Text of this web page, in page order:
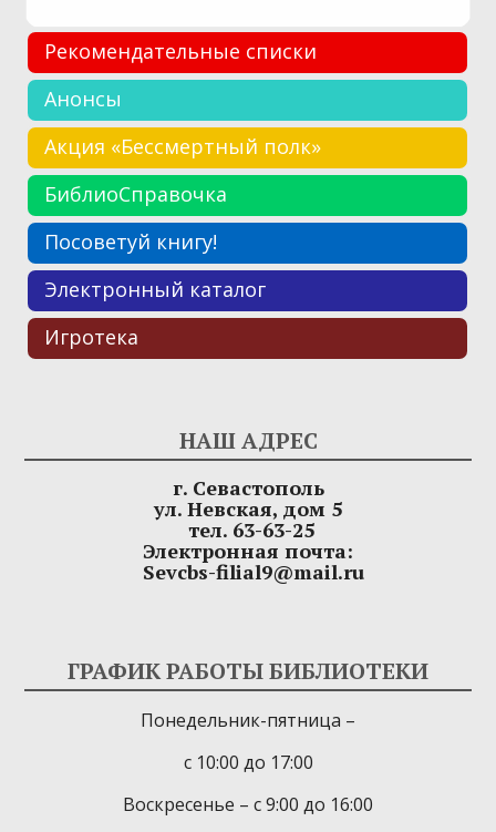
Рекомендательные списки
Анонсы
Акция «Бессмертный полк»
БиблиоСправочка
Посоветуй книгу!
Электронный каталог
Игротека
НАШ АДРЕС
г. Севастополь
ул. Невская, дом 5
тел. 63-63-25
Электронная почта:
Sevcbs-filial9@mail.ru
ГРАФИК РАБОТЫ БИБЛИОТЕКИ
Понедельник-пятница –
с 10:00 до 17:00
Воскресенье – с 9:00 до 16:00